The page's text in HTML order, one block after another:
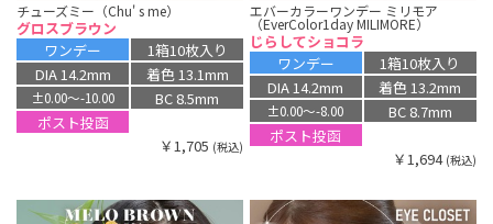
チューズミー（Chu' s me）
グロスブラウン
ワンデー
1箱10枚入り
DIA 14.2mm
着色 13.1mm
±0.00〜-10.00
BC 8.5mm
ポスト投函
￥1,705 (税込)
エバーカラーワンデー ミリモア
（EverColor1day MILIMORE）
じらしてショコラ
ワンデー
1箱10枚入り
DIA 14.2mm
着色 13.2mm
±0.00〜-8.00
BC 8.7mm
ポスト投函
￥1,694 (税込)